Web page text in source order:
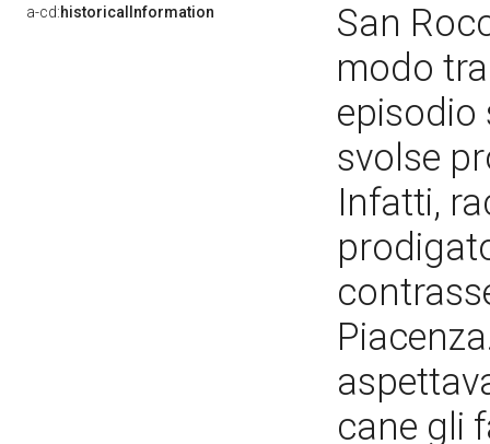
a-cd:historicalInformation
San
modo
episodio
svolse
Infatti,
cane gli